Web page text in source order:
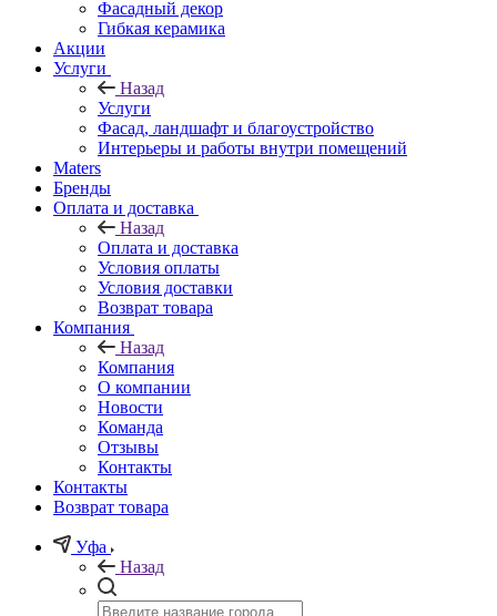
Фасадный декор
Гибкая керамика
Акции
Услуги
Назад
Услуги
Фасад, ландшафт и благоустройство
Интерьеры и работы внутри помещений
Maters
Бренды
Оплата и доставка
Назад
Оплата и доставка
Условия оплаты
Условия доставки
Возврат товара
Компания
Назад
Компания
О компании
Новости
Команда
Отзывы
Контакты
Контакты
Возврат товара
Уфа
Назад